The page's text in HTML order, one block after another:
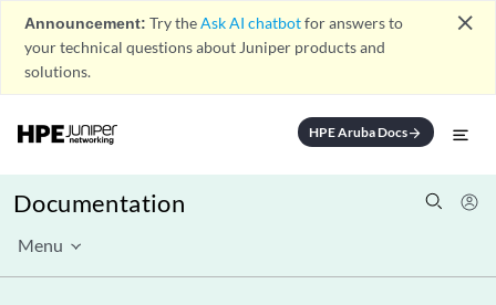
Announcement: Try theAsk AI chatbotfor answers to
your technical questions about Juniper products and
solutions.
close
HPE Aruba Docsarrow_forward
Documentation
Menu